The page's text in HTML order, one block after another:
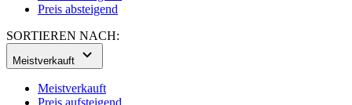
Preis aufsteigend
Preis absteigend
Produkte